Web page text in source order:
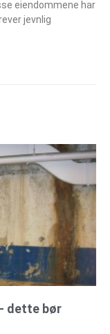
eiendommene har
jevnlig
dette bør